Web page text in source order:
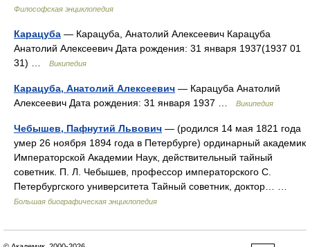
Философская энциклопедия
Карацуба — Карацуба, Анатолий Алексеевич Карацуба
Анатолий Алексеевич Дата рождения: 31 января 1937(1937 01
31) …
Википедия
Карацуба, Анатолий Алексеевич — Карацуба Анатолий
Алексеевич Дата рождения: 31 января 1937 …
Википедия
Чебышев, Пафнутий Львович — (родился 14 мая 1821 года
умер 26 ноября 1894 года в Петербурге) ординарный академик
Императорской Академии Наук, действительный тайный
советник. П. Л. Чебышев, профессор императорского С.
Петербургского университета Тайный советник, доктор… …
Большая биографическая энциклопедия